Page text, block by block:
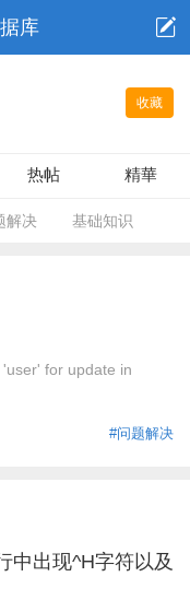
库
收藏
热帖 精華
解决 基础知识
for update in
#问题解决
中出现^H字符以及